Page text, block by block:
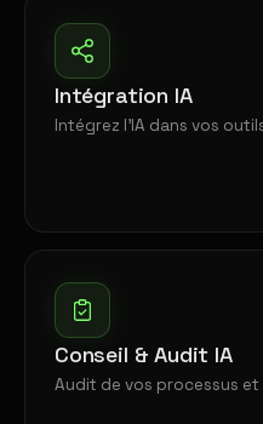
Intégration IA
Intégrez l'IA dans vos
Conseil & Audit IA
Audit de vos processus